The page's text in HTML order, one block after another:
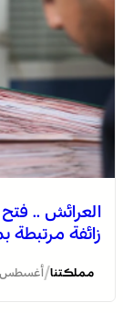
العرائش ..
زائفة مرتبطة
مملكتنا/ أغسطس 8, 2026